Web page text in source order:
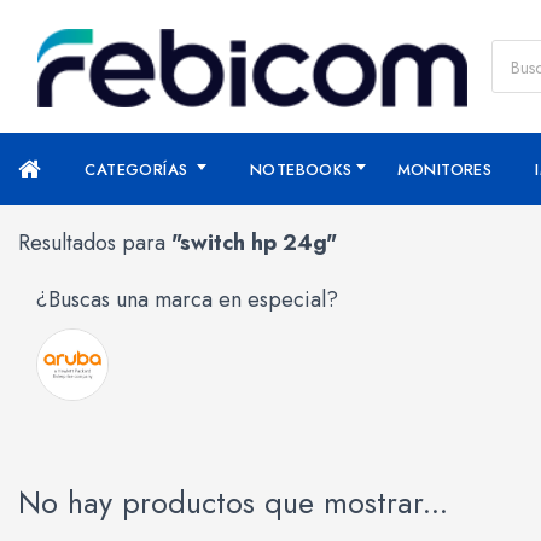
CATEGORÍAS NOTEBOOKS MONITORES
Resultados para "switch hp 24g"
¿Buscas una marca en especial?
No hay productos que mostrar...